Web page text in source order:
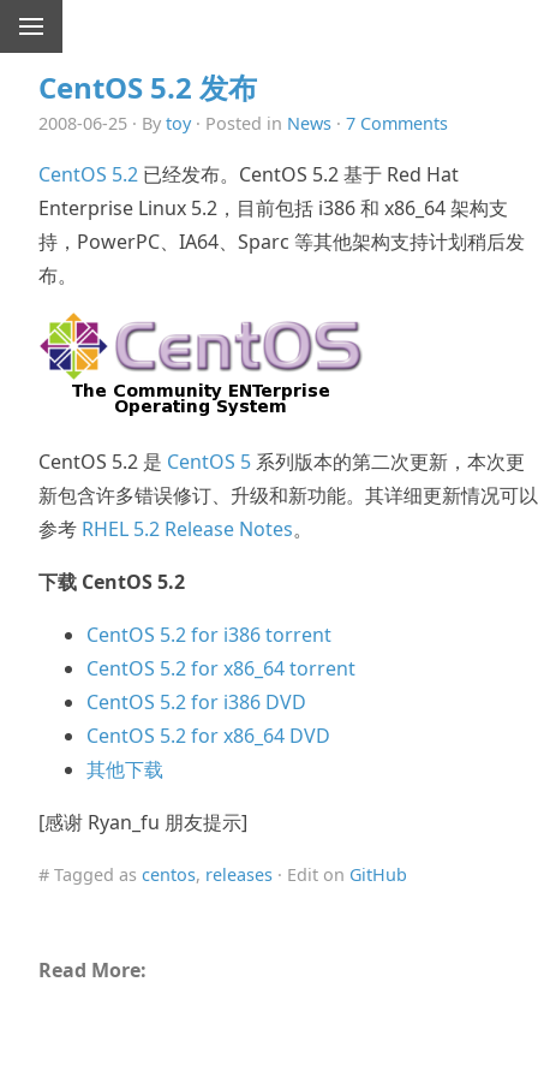
CentOS 5.2 发布
2008-06-25 · By toy· Posted in News · 7 Comments
CentOS 5.2 已经发布。CentOS 5.2 基于 Red Hat
Enterprise Linux 5.2，目前包括 i386 和 x86_64 架构支
持，PowerPC、IA64、Sparc 等其他架构支持计划稍后发
布。
CentOS 5.2 是 CentOS 5 系列版本的第二次更新，本次更
新包含许多错误修订、升级和新功能。其详细更新情况可以
参考 RHEL 5.2 Release Notes。
下载 CentOS 5.2
CentOS 5.2 for i386 torrent
CentOS 5.2 for x86_64 torrent
CentOS 5.2 for i386 DVD
CentOS 5.2 for x86_64 DVD
其他下载
[感谢 Ryan_fu 朋友提示]
# Tagged as centos, releases · Edit on GitHub
Read More: